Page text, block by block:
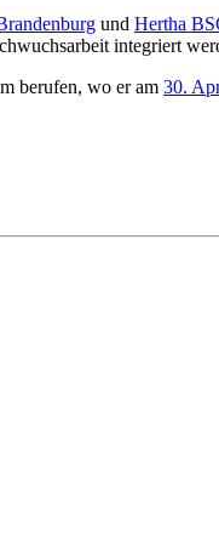
und Hertha
integriert
berufen, wo er am 30.